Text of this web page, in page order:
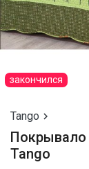
закончился
Tango 
Покрывало
Tango